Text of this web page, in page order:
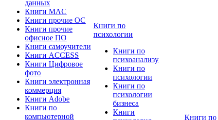
данных
Книги MAC
Книги прочие ОС
Книги прочие
офисное ПО
Книги самоучители
Книги ACCESS
Книги Цифровое
фото
Книги электронная
коммерция
Книги Adobe
Книги по
компьютерной
Книги по
психологии
Книги по
психоанализу
Книги по
психологии
Книги по
психологии
бизнеса
Книги
Книги по